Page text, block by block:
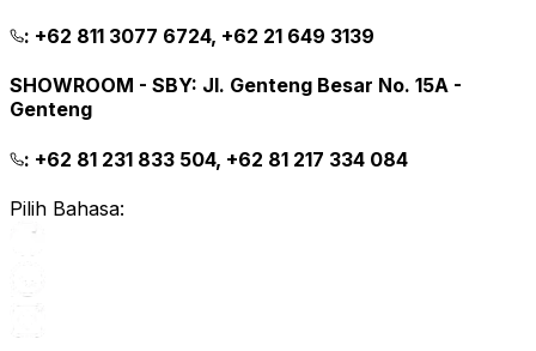
: +62 811 3077 6724, +62 21 649 3139
SHOWROOM - SBY: Jl. Genteng Besar No. 15A -
Genteng
: +62 81 231 833 504, +62 81 217 334 084
Pilih Bahasa: